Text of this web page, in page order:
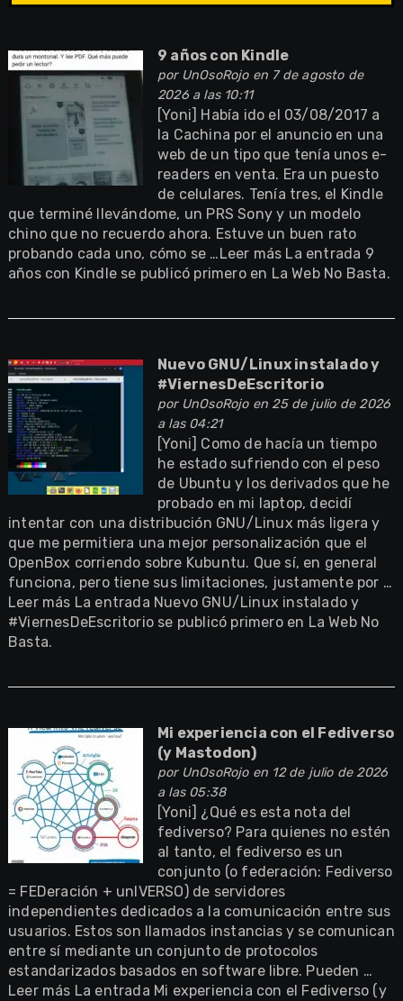
9 años con Kindle
por UnOsoRojoen 7 de agosto de
2026 a las 10:11
[Yoni] Había ido el 03/08/2017 a
la Cachina por el anuncio en una
web de un tipo que tenía unos e-
readers en venta. Era un puesto
de celulares. Tenía tres, el Kindle
que terminé llevándome, un PRS Sony y un modelo
chino que no recuerdo ahora. Estuve un buen rato
probando cada uno, cómo se …Leer más La entrada 9
años con Kindle se publicó primero en La Web No Basta.
Nuevo GNU/Linux instalado y
#ViernesDeEscritorio
por UnOsoRojoen 25 de julio de 2026
a las 04:21
[Yoni] Como de hacía un tiempo
he estado sufriendo con el peso
de Ubuntu y los derivados que he
probado en mi laptop, decidí
intentar con una distribución GNU/Linux más ligera y
que me permitiera una mejor personalización que el
OpenBox corriendo sobre Kubuntu. Que sí, en general
funciona, pero tiene sus limitaciones, justamente por …
Leer más La entrada Nuevo GNU/Linux instalado y
#ViernesDeEscritorio se publicó primero en La Web No
Basta.
Mi experiencia con el Fediverso
(y Mastodon)
por UnOsoRojoen 12 de julio de 2026
a las 05:38
[Yoni] ¿Qué es esta nota del
fediverso? Para quienes no estén
al tanto, el fediverso es un
conjunto (o federación: Fediverso
= FEDeración + unIVERSO) de servidores
independientes dedicados a la comunicación entre sus
usuarios. Estos son llamados instancias y se comunican
entre sí mediante un conjunto de protocolos
estandarizados basados en software libre. Pueden …
Leer más La entrada Mi experiencia con el Fediverso (y